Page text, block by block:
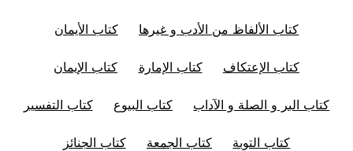
كتاب الألفاظ من الأدب و غيرها كتاب الأيمان
كتاب الإعتكاف كتاب الإمارة كتاب الإيمان
كتاب البر و الصلة و الآداب كتاب البيوع كتاب التفسير
كتاب التوبة كتاب الجمعة كتاب الجنائز